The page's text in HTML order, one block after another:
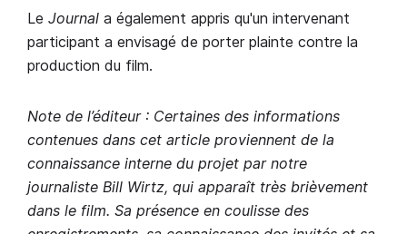
Le Journal a également appris qu'un intervenant
participant a envisagé de porter plainte contre la
production du film.
Note de l’éditeur : Certaines des informations
contenues dans cet article proviennent de la
connaissance interne du projet par notre
journaliste Bill Wirtz, qui apparaît très brièvement
dans le film. Sa présence en coulisse des